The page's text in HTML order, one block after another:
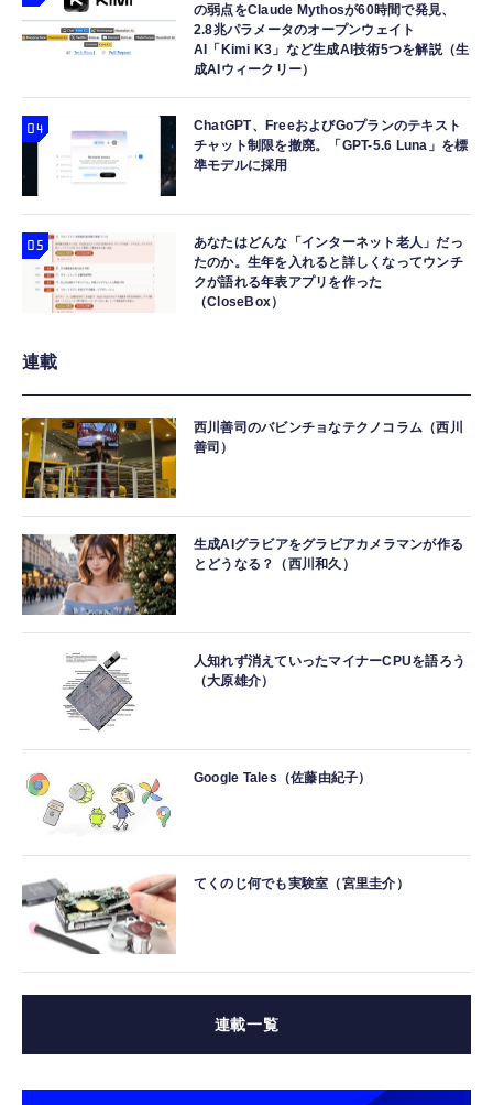
の弱点をClaude Mythosが60時間で発見、
2.8兆パラメータのオープンウェイト
AI「Kimi K3」など生成AI技術5つを解説（生
成AIウィークリー）
ChatGPT、FreeおよびGoプランのテキスト
チャット制限を撤廃。「GPT-5.6 Luna」を標
準モデルに採用
あなたはどんな「インターネット老人」だっ
たのか。生年を入れると詳しくなってウンチ
クが語れる年表アプリを作った
（CloseBox）
連載
西川善司のバビンチョなテクノコラム（西川
善司）
生成AIグラビアをグラビアカメラマンが作る
とどうなる？（西川和久）
人知れず消えていったマイナーCPUを語ろう
（大原雄介）
Google Tales（佐藤由紀子）
てくのじ何でも実験室（宮里圭介）
連載一覧